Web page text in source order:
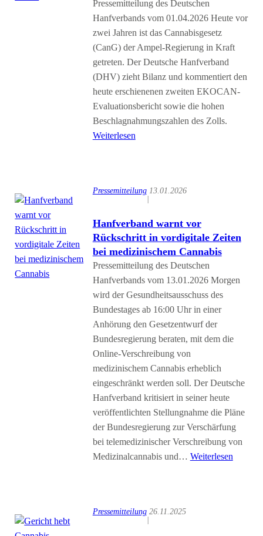
Pressemitteilung des Deutschen
Hanfverbands vom 01.04.2026 Heute vor
zwei Jahren ist das Cannabisgesetz
(CanG) der Ampel-Regierung in Kraft
getreten. Der Deutsche Hanfverband
(DHV) zieht Bilanz und kommentiert den
heute erschienenen zweiten EKOCAN-
Evaluationsbericht sowie die hohen
Beschlagnahmungszahlen des Zolls.
Weiterlesen
Pressemitteilung
|
13.01.2026
Hanfverband warnt vor
Rückschritt in vordigitale Zeiten
bei medizinischem Cannabis
Pressemitteilung des Deutschen
Hanfverbands vom 13.01.2026 Morgen
wird der Gesundheitsausschuss des
Bundestages ab 16:00 Uhr in einer
Anhörung den Gesetzentwurf der
Bundesregierung beraten, mit dem die
Online-Verschreibung von
medizinischem Cannabis erheblich
eingeschränkt werden soll. Der Deutsche
Hanfverband kritisiert in seiner heute
veröffentlichten Stellungnahme die Pläne
der Bundesregierung zur Verschärfung
bei telemedizinischer Verschreibung von
Medizinalcannabis und… Weiterlesen
Pressemitteilung
|
26.11.2025